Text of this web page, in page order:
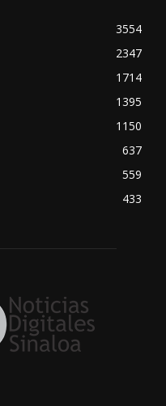
3554
2347
1714
1395
1150
637
559
433